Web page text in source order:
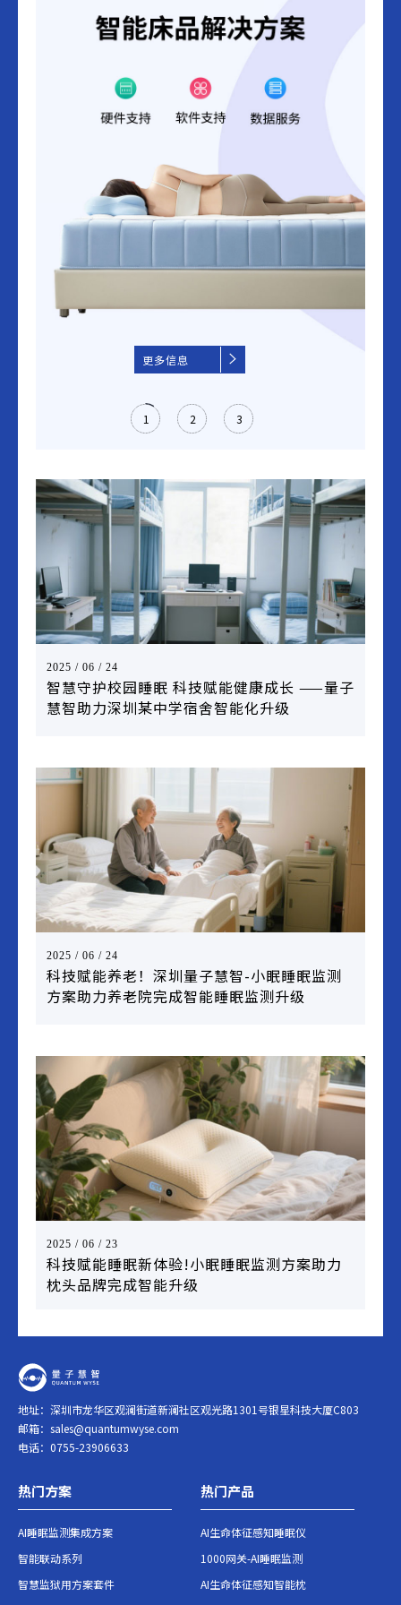
更多信息
更多信息
更多信息
1 2 3
2025 / 06 / 24
智慧守护校园睡眠 科技赋能健康成长 ——量子
慧智助力深圳某中学宿舍智能化升级
2025 / 06 / 24
科技赋能养老！深圳量子慧智-小眠睡眠监测
方案助力养老院完成智能睡眠监测升级
2025 / 06 / 23
科技赋能睡眠新体验!小眠睡眠监测方案助力
枕头品牌完成智能升级
地址：深圳市龙华区观澜街道新澜社区观光路1301号银星科技大厦C803
邮箱： sales@quantumwyse.com
电话：0755-23906633
热门方案
AI睡眠监测集成方案
智能联动系列
智慧监狱用方案套件
热门产品
AI生命体征感知睡眠仪
1000网关-AI睡眠监测
AI生命体征感知智能枕